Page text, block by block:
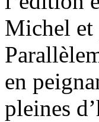
Michel et
en
pleines